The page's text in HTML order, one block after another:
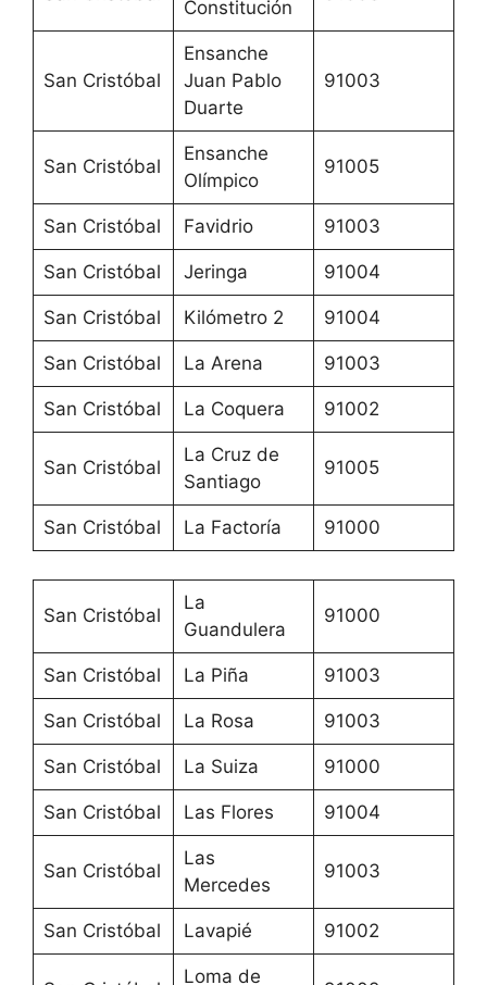
Constitución
San Cristóbal
Ensanche
Juan Pablo
Duarte
91003
San Cristóbal
Ensanche
Olímpico
91005
San Cristóbal Favidrio 91003
San Cristóbal Jeringa 91004
San Cristóbal Kilómetro 2 91004
San Cristóbal La Arena 91003
San Cristóbal La Coquera 91002
San Cristóbal
La Cruz de
Santiago
91005
San Cristóbal La Factoría 91000
San Cristóbal
La
Guandulera
91000
San Cristóbal La Piña 91003
San Cristóbal La Rosa 91003
San Cristóbal La Suiza 91000
San Cristóbal Las Flores 91004
San Cristóbal
Las
Mercedes
91003
San Cristóbal Lavapié 91002
Loma de